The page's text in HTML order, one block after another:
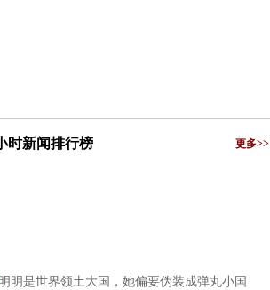
时新闻排行榜 更多>>
明明是世界领土大国，她偏要伪装成弹丸小国